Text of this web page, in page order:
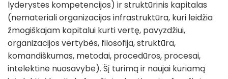
lyderystės kompetencijos) ir struktūrinis kapitalas
(nemateriali organizacijos infrastruktūra, kuri leidžia
žmogiškajam kapitalui kurti vertę, pavyzdžiui,
organizacijos vertybės, filosofija, struktūra,
komandiškumas, metodai, procedūros, procesai,
intelektinė nuosavybė). Šį turimą ir naujai kuriamą